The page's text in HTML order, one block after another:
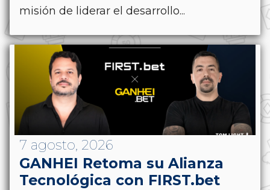
misión de liderar el desarrollo...
7 agosto, 2026
GANHEI Retoma su Alianza
Tecnológica con FIRST.bet